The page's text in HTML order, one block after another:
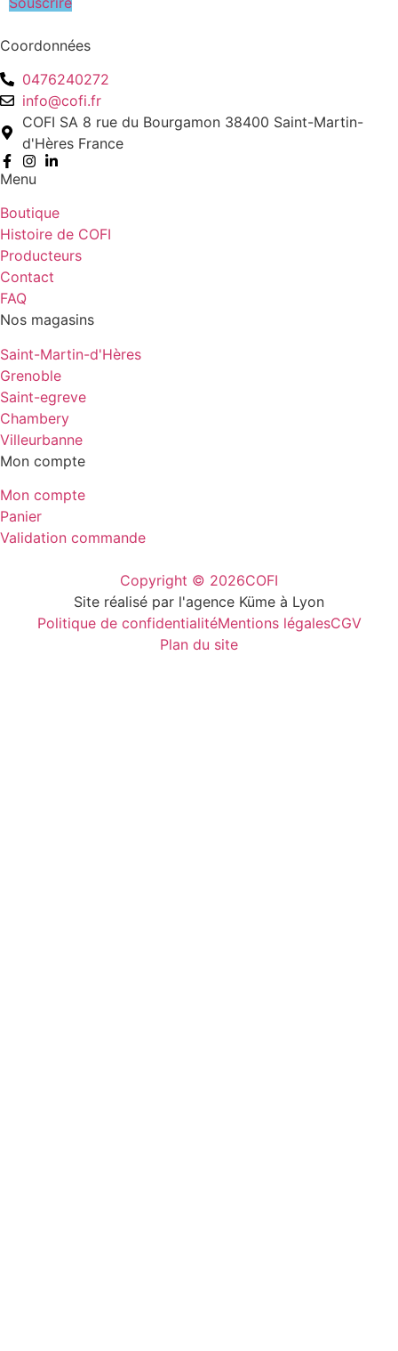
Coordonnées
0476240272
info@cofi.fr
COFI SA 8 rue du Bourgamon 38400 Saint-Martin-
d'Hères France
Menu
Boutique
Histoire de COFI
Producteurs
Contact
FAQ
Nos magasins
Saint-Martin-d'Hères
Grenoble
Saint-egreve
Chambery
Villeurbanne
Mon compte
Mon compte
Panier
Validation commande
Copyright © 2026COFI
Site réalisé par l'agence Küme à Lyon
Politique de confidentialitéMentions légalesCGV
Plan du site